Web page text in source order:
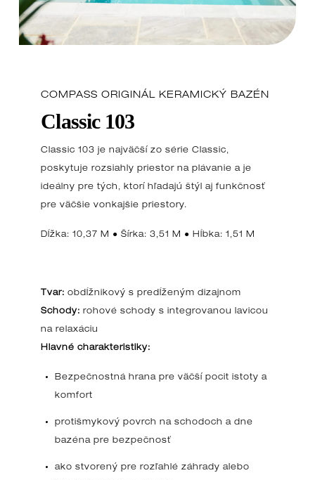
COMPASS ORIGINÁL KERAMICKÝ BAZÉN
Classic 103
Classic 103 je najväčší zo série Classic,
poskytuje rozsiahly priestor na plávanie a je
ideálny pre tých, ktorí hľadajú štýl aj funkčnosť
pre väčšie vonkajšie priestory.
Dĺžka: 10,37 M ● Šírka: 3,51 M ● Hĺbka: 1,51 M
Tvar: obdĺžnikový s predĺženým dizajnom
Schody: rohové schody s integrovanou lavicou
na relaxáciu
Hlavné charakteristiky:
Bezpečnostná hrana pre väčší pocit istoty a
komfort
protišmykový povrch na schodoch a dne
bazéna pre bezpečnosť
ako stvorený pre rozľahlé záhrady alebo